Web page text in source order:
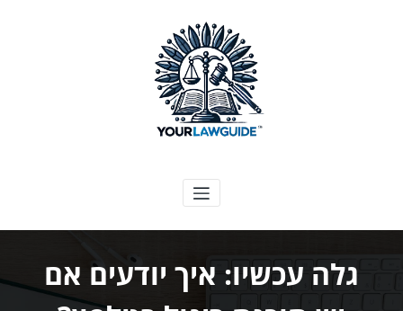
המדריך המשפטי שלך
גלה עכשיו: איך יודעים אם